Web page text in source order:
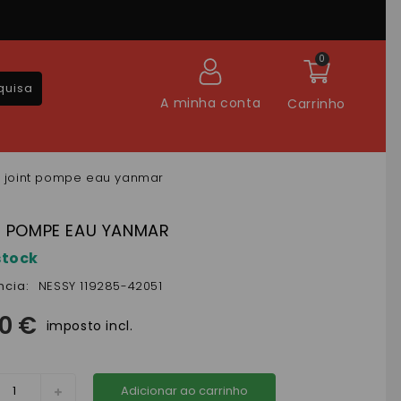
Carrinho
0
A minha conta
joint pompe eau yanmar
EAU YANMAR
NESSY 119285-42051
€ imposto incl.
Adicionar ao carrinho